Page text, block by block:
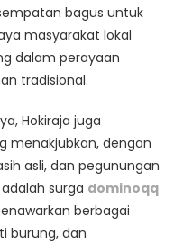
bagus untuk
masyarakat lokal
dalam perayaan
tradisional.
Hokiraja juga
menakjubkan, dengan
asli, dan pegunungan
surga dominoqq
berbagai
burung, dan